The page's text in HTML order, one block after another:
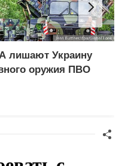
лишают Украину
оружия ПВО